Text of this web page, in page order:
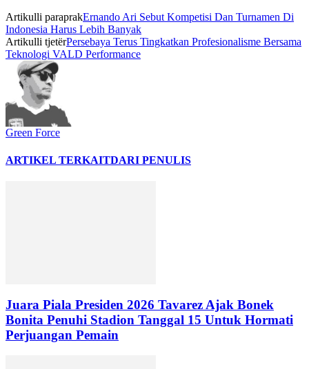
Artikulli paraprakErnando Ari Sebut Kompetisi Dan Turnamen Di
Indonesia Harus Lebih Banyak
Artikulli tjetërPersebaya Terus Tingkatkan Profesionalisme Bersama
Teknologi VALD Performance
Green Force
ARTIKEL TERKAITDARI PENULIS
Juara Piala Presiden 2026 Tavarez Ajak Bonek
Bonita Penuhi Stadion Tanggal 15 Untuk Hormati
Perjuangan Pemain